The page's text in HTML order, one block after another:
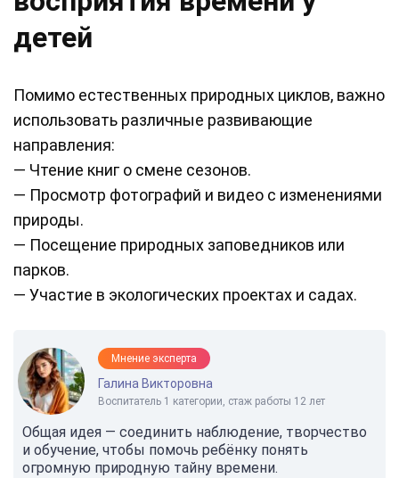
детей
Помимо естественных природных циклов, важно
использовать различные развивающие
направления:
— Чтение книг о смене сезонов.
— Просмотр фотографий и видео с изменениями
природы.
— Посещение природных заповедников или
парков.
— Участие в экологических проектах и садах.
Мнение эксперта
Галина Викторовна
Воспитатель 1 категории, стаж работы 12 лет
Общая идея — соединить наблюдение, творчество
и обучение, чтобы помочь ребёнку понять
огромную природную тайну времени.